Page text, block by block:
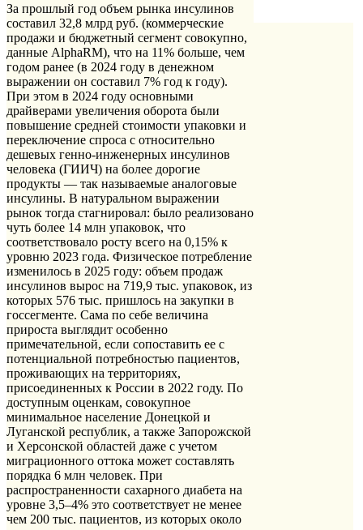
За прошлый год объем рынка инсулинов
составил 32,8 млрд руб. (коммерческие
продажи и бюджетный сегмент совокупно,
данные AlphaRM), что на 11% больше, чем
годом ранее (в 2024 году в денежном
выражении он составил 7% год к году).
При этом в 2024 году основными
драйверами увеличения оборота были
повышение средней стоимости упаковки и
переключение спроса с относительно
дешевых генно-инженерных инсулинов
человека (ГИИЧ) на более дорогие
продукты — так называемые аналоговые
инсулины. В натуральном выражении
рынок тогда стагнировал: было реализовано
чуть более 14 млн упаковок, что
соответствовало росту всего на 0,15% к
уровню 2023 года. Физическое потребление
изменилось в 2025 году: объем продаж
инсулинов вырос на 719,9 тыс. упаковок, из
которых 576 тыс. пришлось на закупки в
госсегменте. Сама по себе величина
прироста выглядит особенно
примечательной, если сопоставить ее с
потенциальной потребностью пациентов,
проживающих на территориях,
присоединенных к России в 2022 году. По
доступным оценкам, совокупное
минимальное население Донецкой и
Луганской республик, а также Запорожской
и Херсонской областей даже с учетом
миграционного оттока может составлять
порядка 6 млн человек. При
распространенности сахарного диабета на
уровне 3,5–4% это соответствует не менее
чем 200 тыс. пациентов, из которых около